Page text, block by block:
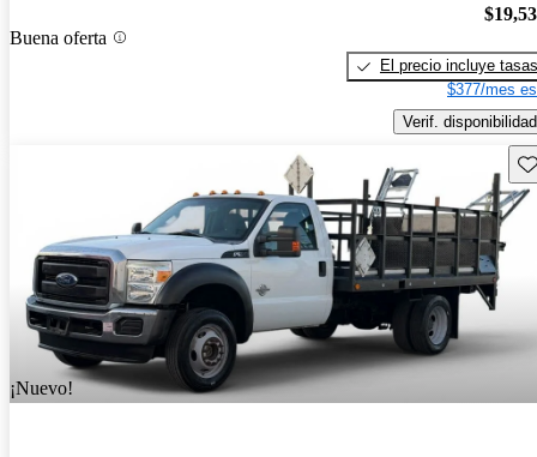
Buena oferta
El precio incluye tasas
$377/mes
Verif. disponibilidad
¡Nuevo!